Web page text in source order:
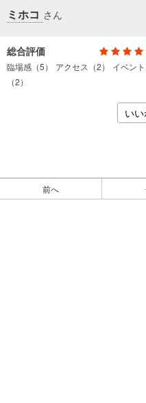
ミホコ さん
総合評価
臨場感（5） アクセス（2） イベント
（2）
いい
前へ